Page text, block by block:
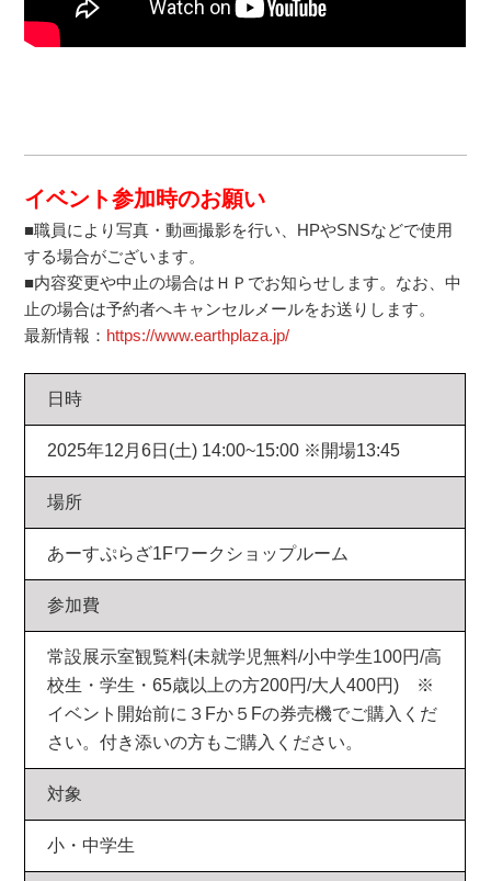
イベント参加時のお願い
■職員により写真・動画撮影を行い、HPやSNSなどで使用
する場合がございます。
■内容変更や中止の場合はＨＰでお知らせします。なお、中
止の場合は予約者へキャンセルメールをお送りします。
最新情報： https://www.earthplaza.jp/
日時
2025年12月6日(土) 14:00~15:00 ※開場13:45
場所
あーすぷらざ1Fワークショップルーム
参加費
常設展示室観覧料(未就学児無料/小中学生100円/高
校生・学生・65歳以上の方200円/大人400円) ※
イベント開始前に３Fか５Fの券売機でご購入くだ
さい。付き添いの方もご購入ください。
対象
小・中学生